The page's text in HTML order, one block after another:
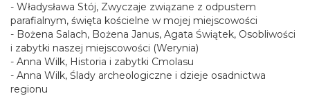
- Władysława Stój, Zwyczaje związane z odpustem
parafialnym, święta kościelne w mojej miejscowości
- Bożena Salach, Bożena Janus, Agata Świątek, Osobliwości
i zabytki naszej miejscowości (Werynia)
- Anna Wilk, Historia i zabytki Cmolasu
- Anna Wilk, Ślady archeologiczne i dzieje osadnictwa
regionu